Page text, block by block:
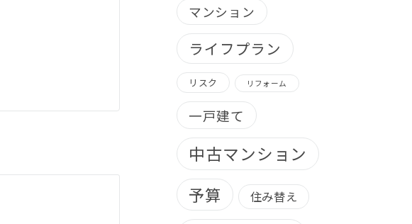
マンション
ライフプラン
リスク リフォーム
一戸建て
中古マンション
予算 住み替え